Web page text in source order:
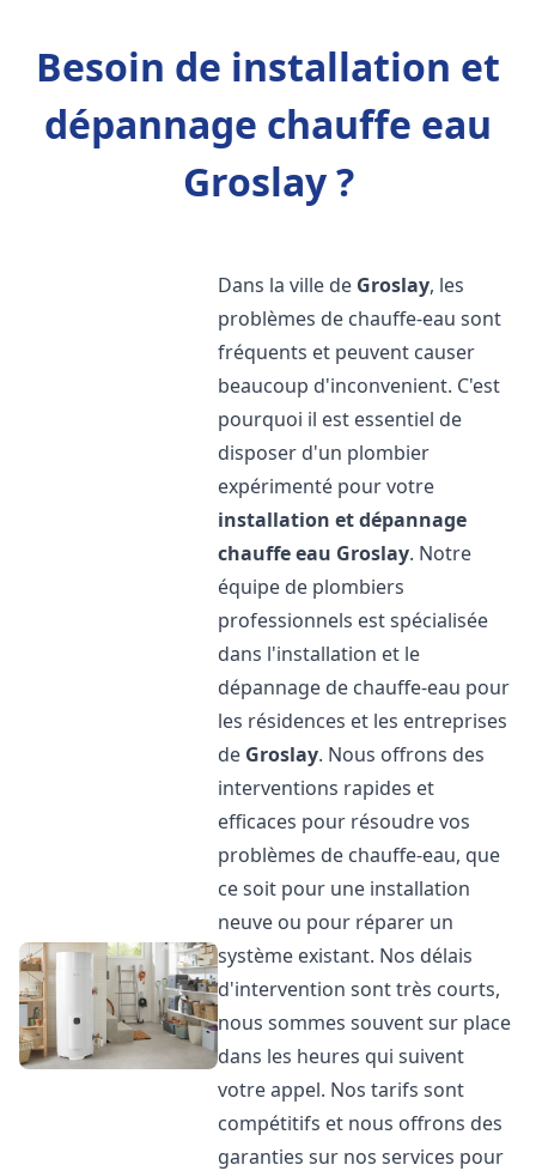
Besoin de installation et
dépannage chauffe eau
Groslay ?
Dans la ville de Groslay, les
problèmes de chauffe-eau sont
fréquents et peuvent causer
beaucoup d'inconvenient. C'est
pourquoi il est essentiel de
disposer d'un plombier
expérimenté pour votre
installation et dépannage
chauffe eau Groslay. Notre
équipe de plombiers
professionnels est spécialisée
dans l'installation et le
dépannage de chauffe-eau pour
les résidences et les entreprises
de Groslay. Nous offrons des
interventions rapides et
efficaces pour résoudre vos
problèmes de chauffe-eau, que
ce soit pour une installation
neuve ou pour réparer un
système existant. Nos délais
d'intervention sont très courts,
nous sommes souvent sur place
dans les heures qui suivent
votre appel. Nos tarifs sont
compétitifs et nous offrons des
garanties sur nos services pour